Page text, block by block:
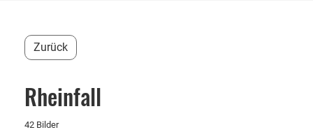
Zurück
Rheinfall
42 Bilder